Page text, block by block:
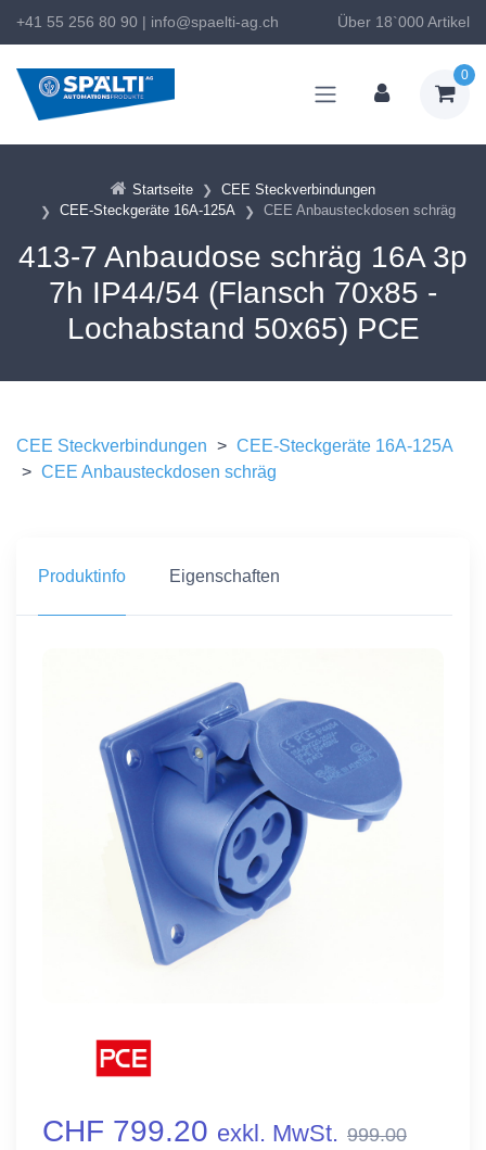
+41 55 256 80 90 | info@spaelti-ag.ch Über 18`000 Artikel
0
Startseite
CEE Steckverbindungen
CEE-Steckgeräte 16A-125A
CEE Anbausteckdosen schräg
413-7 Anbaudose schräg 16A 3p
7h IP44/54 (Flansch 70x85 -
Lochabstand 50x65) PCE
CEE Steckverbindungen > CEE-Steckgeräte 16A-125A
> CEE Anbausteckdosen schräg
Produktinfo Eigenschaften
CHF 799.20 exkl. MwSt. 999.00